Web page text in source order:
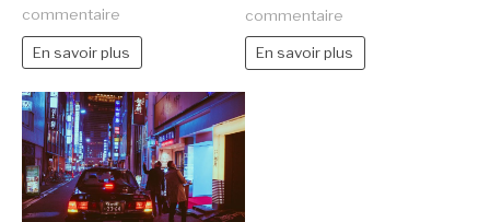
commentaire
Combattre
l’athérosclérose
avec
une
bonne
nutrition.
En savoir plus
commentaire
Une
histoire
En savoir plus